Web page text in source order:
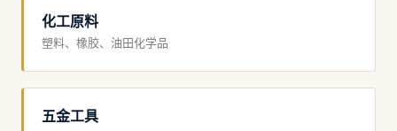
化工原料
塑料、橡胶、油田化学品
五金工具